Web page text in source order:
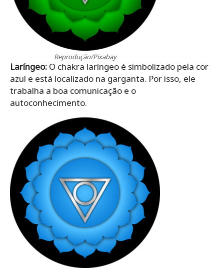
Reprodução/Pixabay
Laríngeo: O chakra laríngeo é simbolizado pela cor
azul e está localizado na garganta. Por isso, ele
trabalha a boa comunicação e o
autoconhecimento.